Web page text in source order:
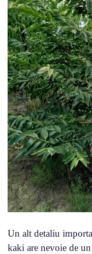
Un alt detaliu
kaki are nevoie de